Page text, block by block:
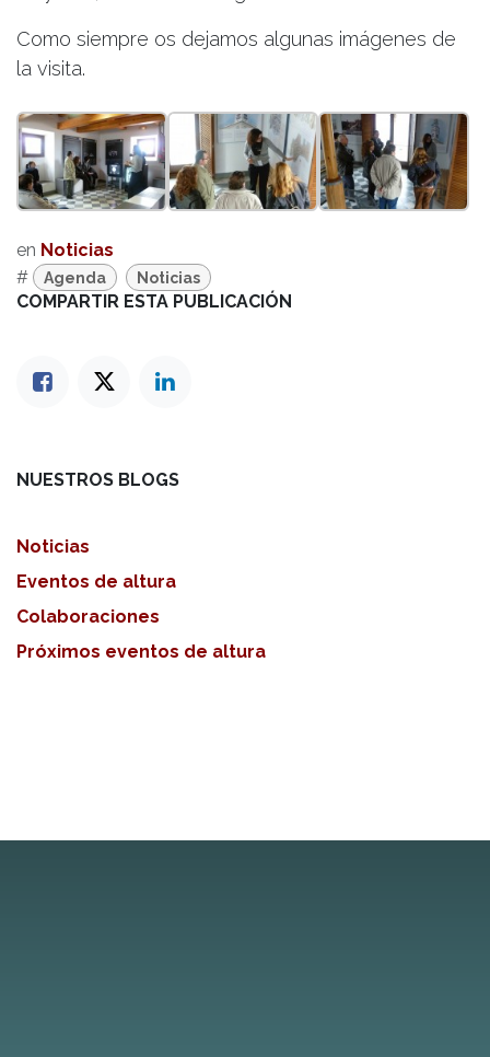
Como siempre os dejamos algunas imágenes de
la visita.
en Noticias
#
Agenda Noticias
COMPARTIR ESTA PUBLICACIÓN
NUESTROS BLOGS
Noticias
Eventos de altura
Colaboraciones
Próximos eventos de altura